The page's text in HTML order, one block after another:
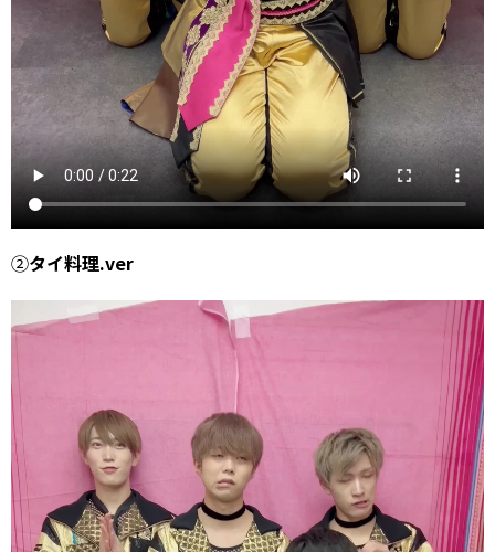
②タイ料理.ver